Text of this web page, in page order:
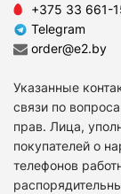
+375 33 661-
Telegram
order@e2.by
Указанные
связи по
прав. Лица,
покупателей о
телефонов